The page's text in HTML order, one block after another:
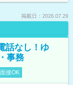
掲載日：2026.07.29
話なし！ゆ
事務
接OK